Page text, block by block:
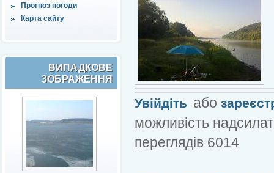
Прогноз погоди
Карта сайту
ВИПАДКОВЕ
ЗОБРАЖЕННЯ
Увійдіть або
можливість
переглядів 6014